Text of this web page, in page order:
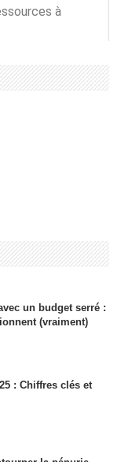
à
un budget serré :
(vraiment)
: Chiffres clés et